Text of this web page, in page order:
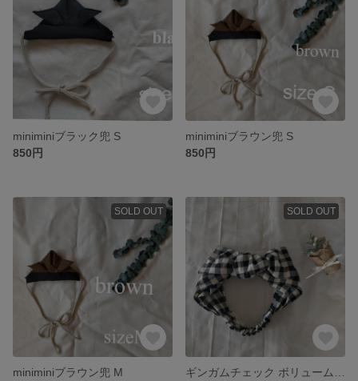
miniminiブラック兜 S
850円
miniminiブラウン兜 S
850円
SOLD OUT
miniminiブラウン兜 M
SOLD OUT